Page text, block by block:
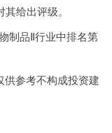
给出评级。
制品Ⅱ行业中排名第
供参考不构成投资建